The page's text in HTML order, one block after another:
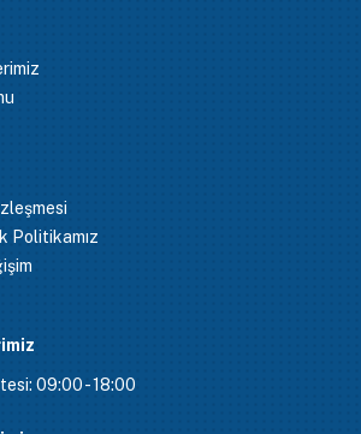
Politikamız
09:00 - 18:00